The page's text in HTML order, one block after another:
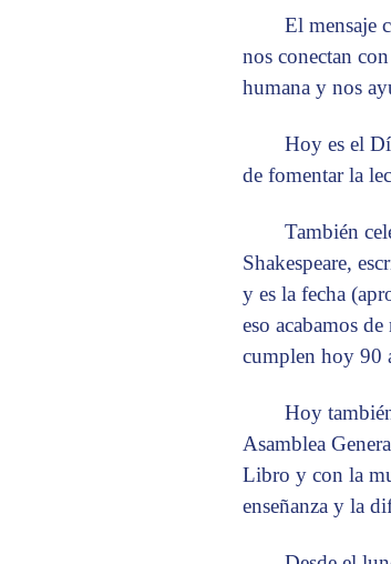
El mensaje
nos conectan
humana y nos
Hoy es el
de fomentar la
También
Shakespeare,
y es la fecha
eso acabamos
cumplen hoy 90
Hoy
Asamblea
Libro y con la
enseñanza y la